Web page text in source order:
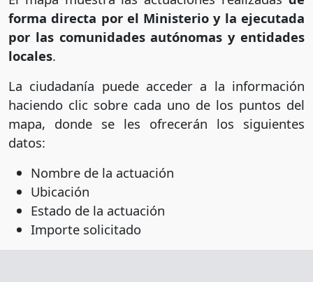
forma directa por el Ministerio y la ejecutada
por las comunidades autónomas y entidades
locales.
La ciudadanía puede acceder a la información
haciendo clic sobre cada uno de los puntos del
mapa, donde se les ofrecerán los siguientes
datos:
Nombre de la actuación
Ubicación
Estado de la actuación
Importe solicitado